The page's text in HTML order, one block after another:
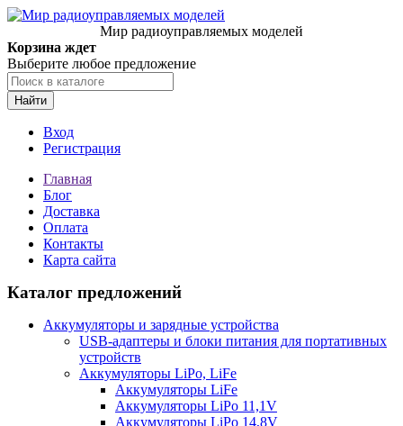
Мир радиоуправляемых моделей
Корзина ждет
Выберите любое предложение
Найти
Вход
Регистрация
Главная
Блог
Доставка
Оплата
Контакты
Карта сайта
Каталог предложений
Аккумуляторы и зарядные устройства
USB-адаптеры и блоки питания для портативных
устройств
Аккумуляторы LiPo, LiFe
Аккумуляторы LiFe
Аккумуляторы LiPo 11,1V
Аккумуляторы LiPo 14,8V